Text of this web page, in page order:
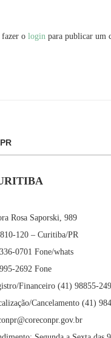
fazer o login para publicar um
Rosa Saporski, 989
120 – Curitiba/PR
0701 Fone/whats
2692 Fone
Financeiro (41) 98855-
Cancelamento (41)